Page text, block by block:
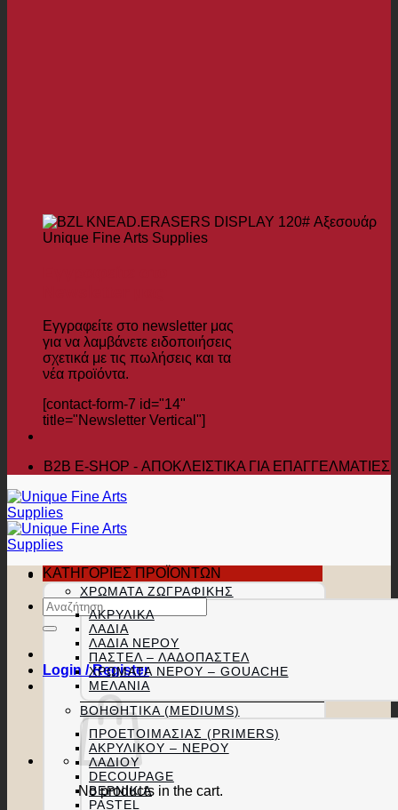
Εγγραφείτε στο newsletter μας
για να λαμβάνετε ειδοποιήσεις
σχετικά με τις πωλήσεις και τα
νέα προϊόντα.
[contact-form-7 id="14"
title="Newsletter Vertical"]
B2B Ε-SHOP - ΑΠΟΚΛΕΙΣΤΙΚΑ ΓΙΑ ΕΠΑΓΓΕΛΜΑΤΙΕΣ
Search
for:
Login / Register
No products in the cart.
ΚΑΤΗΓΟΡΙΕΣ ΠΡΟΪΟΝΤΩΝ
ΧΡΏΜΑΤΑ ΖΩΓΡΑΦΙΚΉΣ
ΑΚΡΥΛΙΚΆ
ΛΆΔΙΑ
ΛΆΔΙΑ ΝΕΡΟΎ
ΠΑΣΤΕΛ – ΛΑΔΟΠΑΣΤΕΛ
ΧΡΏΜΑΤΑ ΝΕΡΟΎ – GOUACHE
ΜΕΛΆΝΙΑ
ΒΟΗΘΗΤΙΚΆ (MEDIUMS)
ΠΡΟΕΤΟΙΜΑΣΊΑΣ (PRIMERS)
ΑΚΡΥΛΙΚΟΎ – ΝΕΡΟΎ
ΛΑΔΙΟΎ
DECOUPAGE
ΒΕΡΝΊΚΙΑ
PASTEL